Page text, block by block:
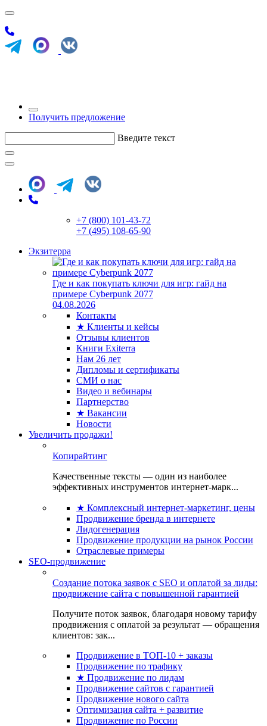
Получить предложение
Введите текст
+7 (800) 101-43-72
+7 (495) 108-65-90
Экзитерра
Где и как покупать ключи для игр: гайд на
примере Cyberpunk 2077
04.08.2026
Контакты
★ Клиенты и кейсы
Отзывы клиентов
Книги Exiterra
Нам 26 лет
Дипломы и сертификаты
СМИ о нас
Видео и вебинары
Партнерство
★ Вакансии
Новости
Увеличить продажи!
Копирайтинг
Качественные тексты — один из наиболее
эффективных инструментов интернет-марк...
★ Комплексный интернет-маркетинг, цены
Продвижение бренда в интернете
Лидогенерация
Продвижение продукции на рынок России
Отраслевые примеры
SEO-продвижение
Создание потока заявок с SEO и оплатой за лиды:
продвижение сайта с повышенной гарантией
Получите поток заявок, благодаря новому тарифу
продвижения с оплатой за результат — обращения
клиентов: зак...
Продвижение в ТОП-10 + заказы
Продвижение по трафику
★ Продвижение по лидам
Продвижение сайтов с гарантией
Продвижение нового сайта
Оптимизация сайта + развитие
Продвижение по России